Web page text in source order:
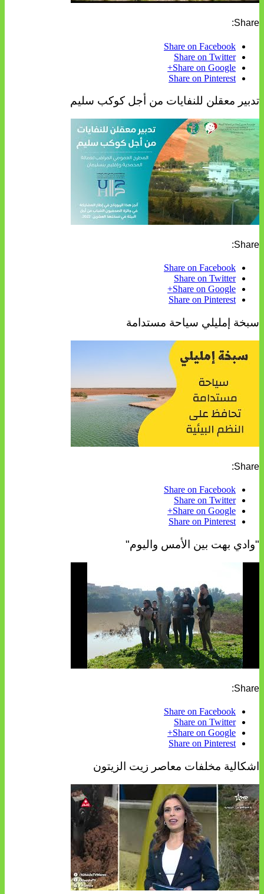
Share:
Share on Facebook
Share on Twitter
Share on Google+
Share on Pinterest
تدبير معقلن للنفايات من أجل كوكب سليم
Share:
Share on Facebook
Share on Twitter
Share on Google+
Share on Pinterest
سبخة إمليلي سياحة مستدامة
Share:
Share on Facebook
Share on Twitter
Share on Google+
Share on Pinterest
"وادي بهت بين الأمس واليوم"
Share:
Share on Facebook
Share on Twitter
Share on Google+
Share on Pinterest
اشكالية مخلفات معاصر زيت الزيتون